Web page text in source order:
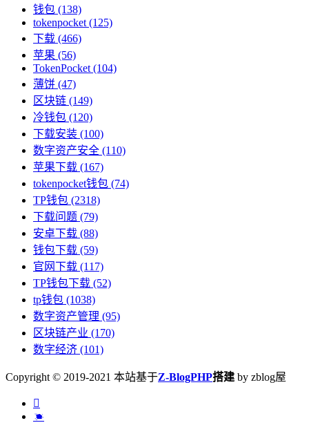
钱包 (138)
tokenpocket (125)
下载 (466)
苹果 (56)
TokenPocket (104)
薄饼 (47)
区块链 (149)
冷钱包 (120)
下载安装 (100)
数字资产安全 (110)
苹果下载 (167)
tokenpocket钱包 (74)
TP钱包 (2318)
下载问题 (79)
安卓下载 (88)
钱包下载 (59)
官网下载 (117)
TP钱包下载 (52)
tp钱包 (1038)
数字资产管理 (95)
区块链产业 (170)
数字经济 (101)
Copyright © 2019-2021 本站基于Z-BlogPHP搭建 by zblog屋

